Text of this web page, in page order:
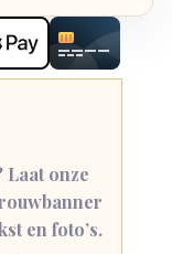
onze
en foto’s.